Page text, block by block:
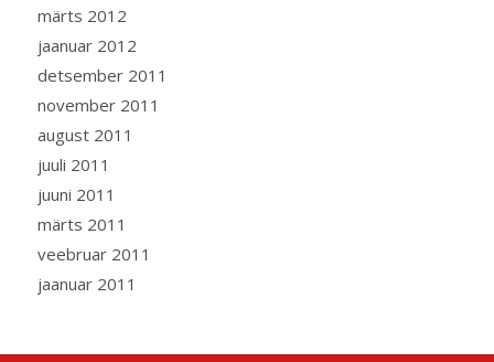
märts 2012
jaanuar 2012
detsember 2011
november 2011
august 2011
juuli 2011
juuni 2011
märts 2011
veebruar 2011
jaanuar 2011